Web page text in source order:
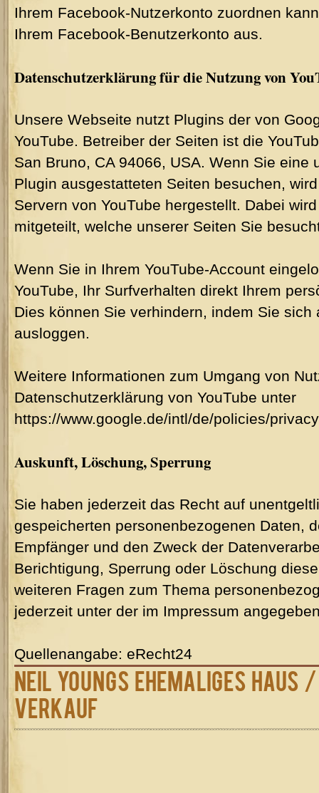
Ihrem Facebook-Nutzerkonto zuordnen
Ihrem Facebook-Benutzerkonto aus.
Datenschutzerklärung für die Nutzung von
Unsere Webseite nutzt Plugins der von
YouTube. Betreiber der Seiten ist die
San Bruno, CA 94066, USA. Wenn Sie eine
Plugin ausgestatteten Seiten besuchen,
Servern von YouTube hergestellt. Dabei
mitgeteilt, welche unserer Seiten Sie
Wenn Sie in Ihrem YouTube-Account
YouTube, Ihr Surfverhalten direkt Ihrem
Dies können Sie verhindern, indem Sie sich
ausloggen.
Weitere Informationen zum Umgang von
Datenschutzerklärung von YouTube unter
https://www.google.de/intl/de/policies/privacy
Auskunft, Löschung, Sperrung
Sie haben jederzeit das Recht auf
gespeicherten personenbezogenen Daten,
Empfänger und den Zweck der
Berichtigung, Sperrung oder Löschung
weiteren Fragen zum Thema
jederzeit unter der im Impressum
Quellenangabe: eRecht24
Neil Youngs ehemaliges Haus
Verkauf